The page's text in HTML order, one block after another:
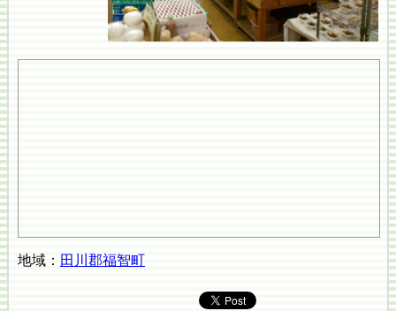
地域： 田川郡福智町